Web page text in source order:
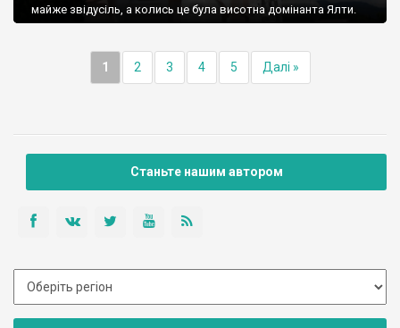
майже звідусіль, а колись це була висотна домінанта Ялти.
1 2 3 4 5 Далі »
Станьте нашим автором